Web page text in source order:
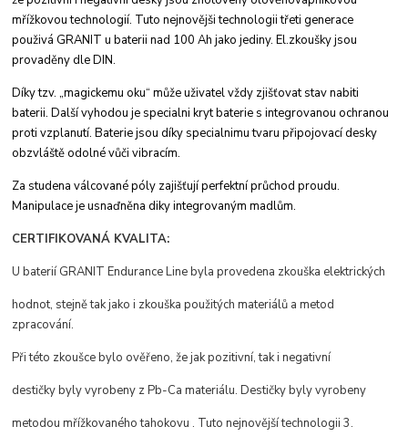
mřížkovou technologií. Tutonejnovějši technologii třeti generace
použivá GRANIT u baterii nad 100 Ah jako jediny. El.zkoušky jsou
provaděny dle DIN.
Díky tzv. „magickemu oku“ může uživatel vždy zjišťovat stav nabiti
baterii. Další vyhodou je specialnikryt baterie s integrovanou ochranou
protivzplanutí. Baterie jsou díky specialnimu tvarupřipojovací desky
obzvláště odolné vůči vibracím.
Za studena válcované póly zajišťují perfektníprůchod proudu.
Manipulace je usnaďněnadiky integrovaným madlům.
CERTIFIKOVANÁ KVALITA:
U baterií GRANIT Endurance Line byla provedena zkouška elektrických
hodnot, stejně tak jako i zkouška použitých materiálů a metod
zpracování.
Při této zkoušce bylo ověřeno, že jak pozitivní, tak i negativní
destičky byly vyrobeny z Pb-Ca materiálu. Destičky byly vyrobeny
metodou mřížkovaného tahokovu . Tuto nejnovější technologii 3.